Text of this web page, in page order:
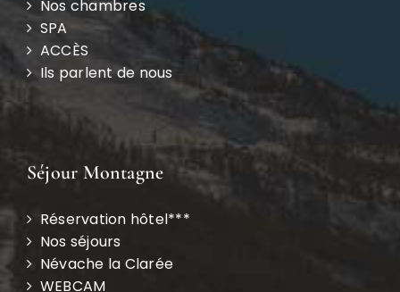
Nos chambres
SPA
ACCÈS
Ils parlent de nous
Séjour Montagne
Réservation hôtel***
Nos séjours
Névache la Clarée
WEBCAM